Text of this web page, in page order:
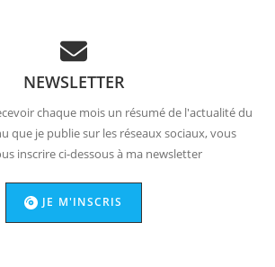
NEWSLETTER
chaque mois un résumé de l'actualité du
que je publie sur les réseaux sociaux, vous
inscrire ci-dessous à ma newsletter
JE M'INSCRIS